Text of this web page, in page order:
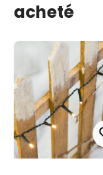
acheté